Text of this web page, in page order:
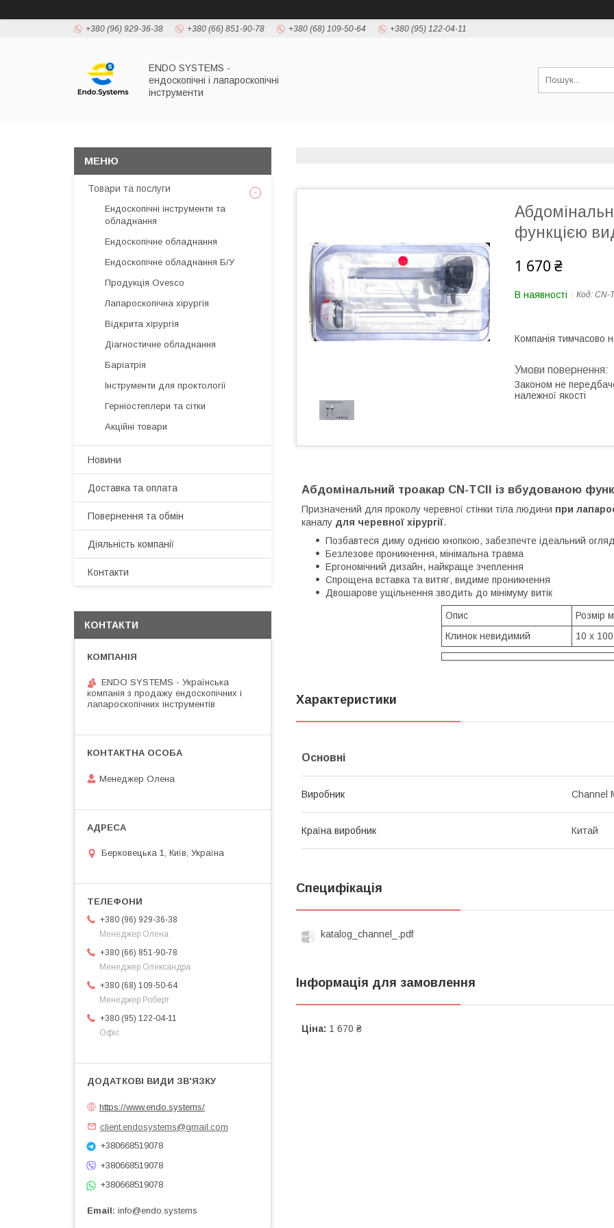
+380 (96) 929-36-38 +380 (66) 851-90-78 +380 (68) 109-50-64 +380 (95) 122-04-11
ENDO SYSTEMS -
ендоскопічні і лапароскопічні
інструменти
функцією
1 670 ₴
В наявності Код: CN-
Компанія тимчасово
Законом не
належної якості
Абдомінальний троакар CN-TCII із вбудованою
Призначений для проколу черевної стінки тіла людини при
каналу для черевної хірургії.
Позбавтеся диму однією кнопкою, забезпечте ідеальний огляд
Безлезове проникнення, мінімальна травма
Ергономічний дизайн, найкраще зчеплення
Спрощена вставка та витяг, видиме проникнення
Двошарове ущільнення зводить до мінімуму витік
Опис
Розмір
Клинок невидимий
10 х 100
Характеристики
Основні
Виробник Channel
Країна виробник Китай
Специфікація
katalog_channel_.pdf
Інформація для замовлення
Ціна: 1 670 ₴
Товари та послуги
Ендоскопічні інструменти та
обладнання
Ендоскопічне обладнання
Ендоскопічне обладнання Б/У
Продукція Ovesco
Лапароскопічна хірургія
Відкрита хірургія
Діагностичне обладнання
Баріатрія
Інструменти для проктології
Герніостеплери та сітки
Акційні товари
Новини
Доставка та оплата
Повернення та обмін
Діяльність компанії
Контакти
КОНТАКТИ
ENDO SYSTEMS - Українська
компанія з продажу ендоскопічних і
лапароскопічних інструментів
Менеджер Олена
Берковецька 1, Київ, Україна
+380 (96) 929-36-38
Менеджер Олена
+380 (66) 851-90-78
Менеджер Олександра
+380 (68) 109-50-64
Менеджер Роберт
+380 (95) 122-04-11
Офіс
https://www.endo.systems/
client.endosystems@gmail.com
+380668519078
+380668519078
+380668519078
Email info@endo.systems